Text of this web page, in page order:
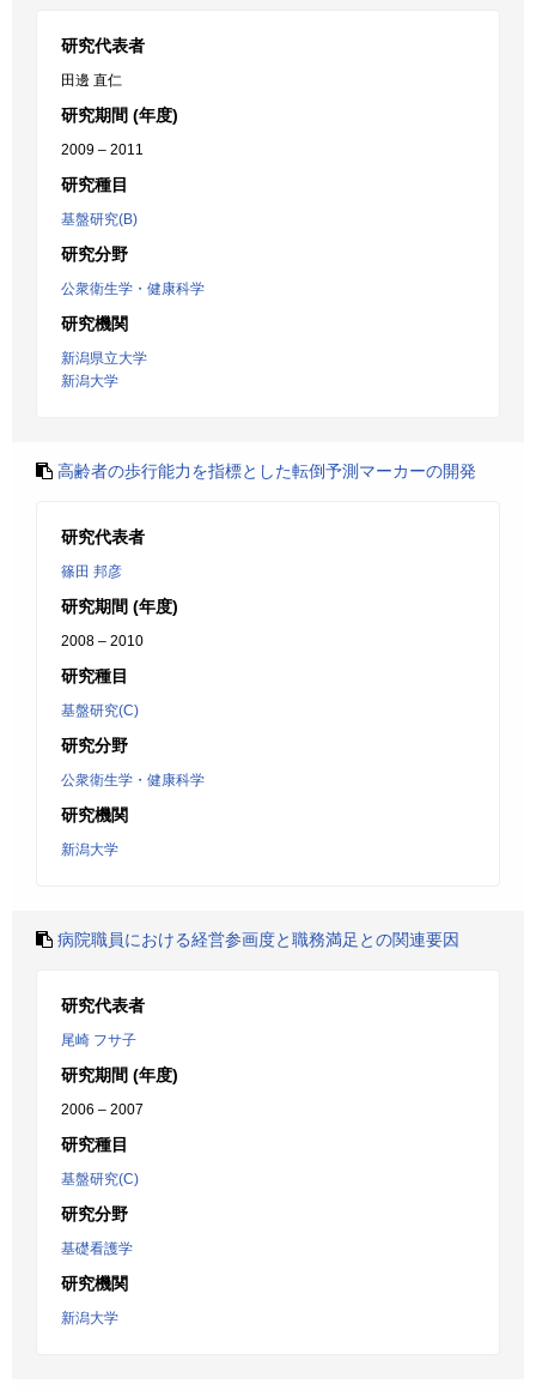
研究代表者
田邊 直仁
研究期間 (年度)
2009 – 2011
研究種目
基盤研究(B)
研究分野
公衆衛生学・健康科学
研究機関
新潟県立大学
新潟大学
高齢者の歩行能力を指標とした転倒予測マーカーの開発
研究代表者
篠田 邦彦
研究期間 (年度)
2008 – 2010
研究種目
基盤研究(C)
研究分野
公衆衛生学・健康科学
研究機関
新潟大学
病院職員における経営参画度と職務満足との関連要因
研究代表者
尾崎 フサ子
研究期間 (年度)
2006 – 2007
研究種目
基盤研究(C)
研究分野
基礎看護学
研究機関
新潟大学